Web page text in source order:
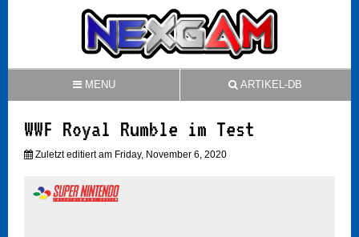
MENU ARTIKEL-DB
WWF Royal Rumble im Test
Zuletzt editiert am Friday, November 6, 2020